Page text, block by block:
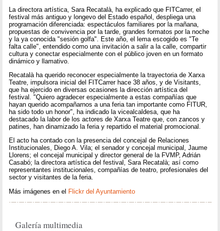
La directora artística, Sara Recatalà, ha explicado que FITCarrer, el
festival más antiguo y longevo del Estado español, despliega una
programación diferenciada: espectáculos familiares por la mañana,
propuestas de convivencia por la tarde, grandes formatos por la noche
y la ya conocida "sesión golfa". Este año, el lema escogido es "Te
falta calle", entendido como una invitación a salir a la calle, compartir
cultura y conectar especialmente con el público joven en un formato
dinámico y llamativo.
Recatalà ha querido reconocer especialmente la trayectoria de Xarxa
Teatre, impulsora inicial del FITCarrer hace 38 años, y de Visitants,
que ha ejercido en diversas ocasiones la dirección artística del
festival. "Quiero agradecer especialmente a estas compañías que
hayan querido acompañarnos a una feria tan importante como FITUR,
ha sido todo un honor", ha indicado la vicealcaldesa, que ha
destacado la labor de los actores de Xarxa Teatre que, con zancos y
patines, han dinamizado la feria y repartido el material promocional.
El acto ha contado con la presencia del concejal de Relaciones
Institucionales, Diego A. Vila; el senador y concejal municipal, Jaume
Llorens; el concejal municipal y director general de la FVMP, Adrián
Casabó; la directora artística del festival, Sara Recatalà; así como
representantes institucionales, compañías de teatro, profesionales del
sector y visitantes de la feria.
Más imágenes en el Flickr del Ayuntamiento
Galería multimedia